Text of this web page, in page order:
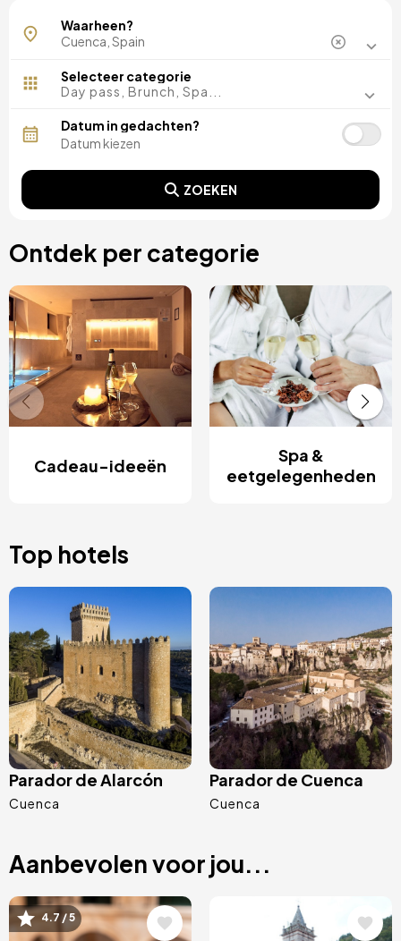
BelmonteWaarheen?
Selecteer categorie
Day pass, Brunch, Spa...
Datum in gedachten?
ZOEKEN
Ontdek per categorie
Cadeau-ideeën
Spa &
eetgelegenheden
Top hotels
Afbeelding
Parador de Alarcón
Cuenca
Afbeelding
Parador de Cuenca
Cuenca
Aanbevolen voor jou...
Afbeelding
4.7 / 5 Afbeelding